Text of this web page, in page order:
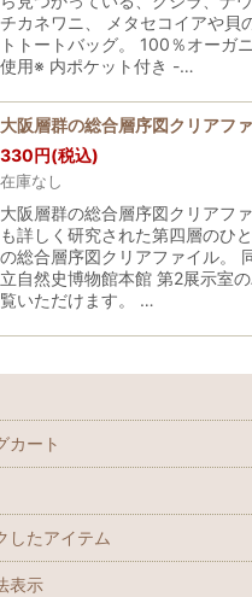
チカネワニ、 メタセコイアや貝
トトートバッグ。 100％オーガ
使用※ 内ポケット付き -…
大阪層群の総合層序図クリアフ
330円(税込)
在庫なし
大阪層群の総合層序図クリアフ
も詳しく研究された第四層のひ
の総合層序図クリアファイル。
立自然史博物館本館 第2展示室
覧いただけます。 …
カート
したアイテム
表示